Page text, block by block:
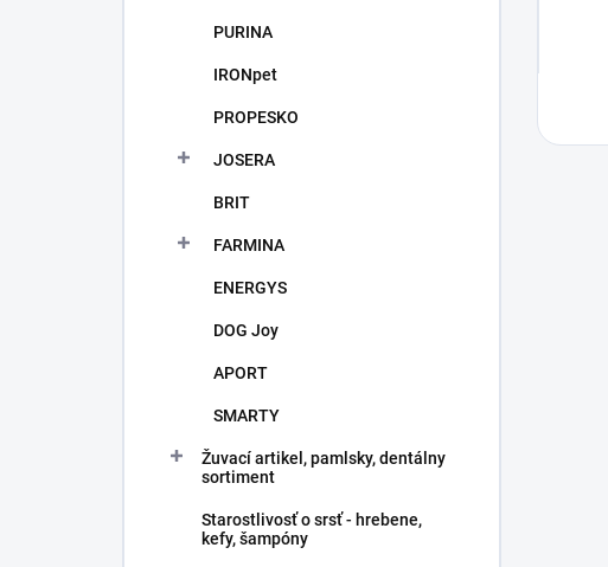
PURINA
IRONpet
PROPESKO
JOSERA
BRIT
FARMINA
ENERGYS
DOG Joy
APORT
SMARTY
Žuvací artikel, pamlsky, dentálny
sortiment
Starostlivosť o srsť - hrebene,
kefy, šampóny